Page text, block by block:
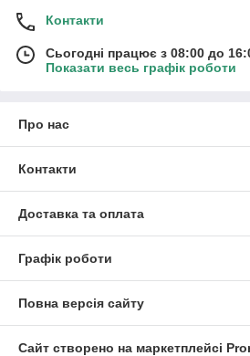
Контакти
Сьогодні працює з 08:00 до
Показати весь графік роботи
Про нас
Контакти
Доставка та оплата
Графік роботи
Повна версія сайту
Сайт створено на маркетплейсі